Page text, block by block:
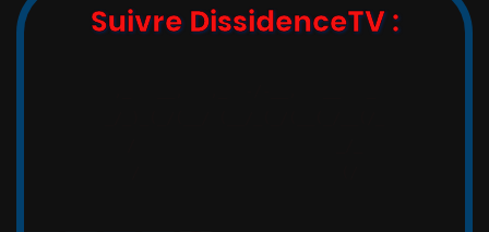
Suivre DissidenceTV :